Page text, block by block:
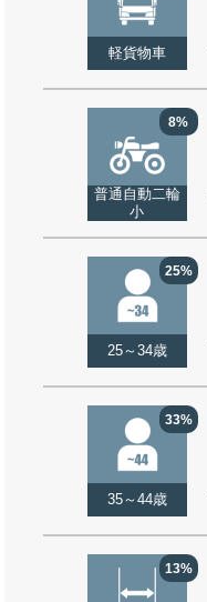
軽貨物車
8%
普通自動二輪
小
25%
25～34歳
33%
35～44歳
13%